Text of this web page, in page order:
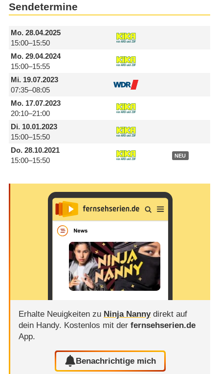
Sendetermine
Mo.28.04.2025
15:00–15:50
Mo.29.04.2024
15:00–15:55
Mi.19.07.2023
07:35–08:05
Mo.17.07.2023
20:10–21:00
Di.10.01.2023
15:00–15:50
Do.28.10.2021
15:00–15:50
NEU
Erhalte Neuigkeiten zu Ninja Nannydirekt auf
dein Handy. Kostenlos mit der fernsehserien.de
App.
Benachrichtige mich